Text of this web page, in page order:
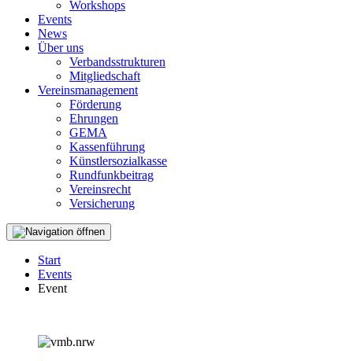
Workshops
Events
News
Über uns
Verbandsstrukturen
Mitgliedschaft
Vereinsmanagement
Förderung
Ehrungen
GEMA
Kassenführung
Künstlersozialkasse
Rundfunkbeitrag
Vereinsrecht
Versicherung
Start
Events
Event